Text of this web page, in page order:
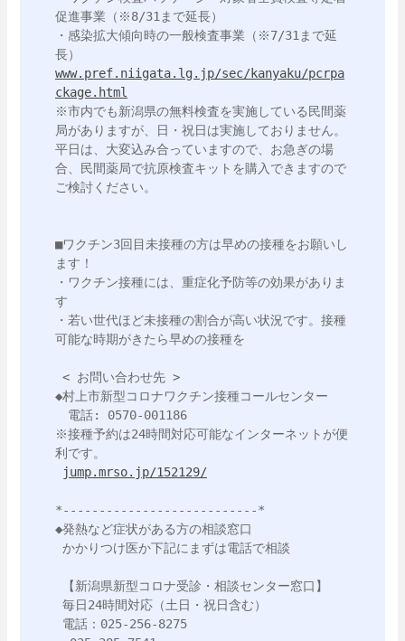
促進事業（※8/31まで延長）
・感染拡大傾向時の一般検査事業（※7/31まで延
www.pref.niigata.lg.jp/sec/kanyaku/pcrpa
ckage.html
※市内でも新潟県の無料検査を実施している民間薬
局がありますが、日・祝日は実施しておりません。
平日は、大変込み合っていますので、お急ぎの場
合、民間薬局で抗原検査キットを購入できますので
ご検討ください。
■ワクチン3回目未接種の方は早めの接種をお願いし
ます！
・ワクチン接種には、重症化予防等の効果がありま
す
・若い世代ほど未接種の割合が高い状況です。接種
可能な時期がきたら早めの接種を
◆村上市新型コロナワクチン接種コールセンター
電話: 0570-001186
※接種予約は24時間対応可能なインターネットが便
利です。
jump.mrso.jp/152129/
*---------------------------*
◆発熱など症状がある方の相談窓口